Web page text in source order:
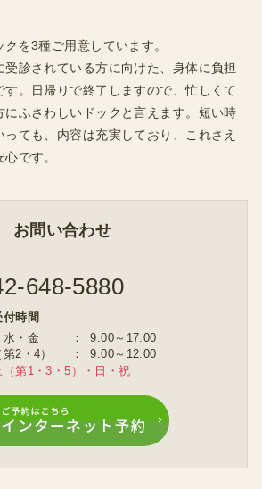
を3種ご用意しています。
診されている方に向けた、身体に負担
。日帰りで終了しますので、忙しくて
にふさわしいドックと言えます。短い時
っても、内容は充実しており、これさえ
です。
お問い合わせ
648-5880
付時間
水・金
9:00～17:00
2・4）
9:00～12:00
（第1・3・5）・日・祝